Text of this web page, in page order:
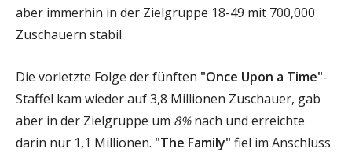
aber immerhin in der Zielgruppe 18-49 mit 700,000
Zuschauern stabil.
Die vorletzte Folge der fünften "Once Upon a Time"-
Staffel kam wieder auf 3,8 Millionen Zuschauer, gab
aber in der Zielgruppe um 8%nach und erreichte
darin nur 1,1 Millionen. "The Family" fiel im Anschluss